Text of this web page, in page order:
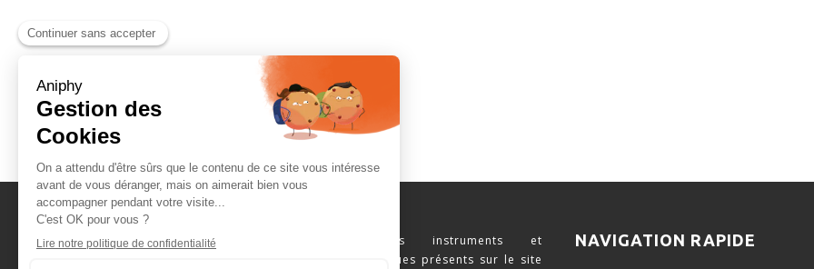
Naviguez parmi les instruments et
consommables scientifiques présents sur le site
NAVIGATION RAPIDE